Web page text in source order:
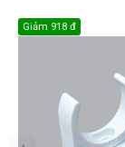
Giảm 918 đ